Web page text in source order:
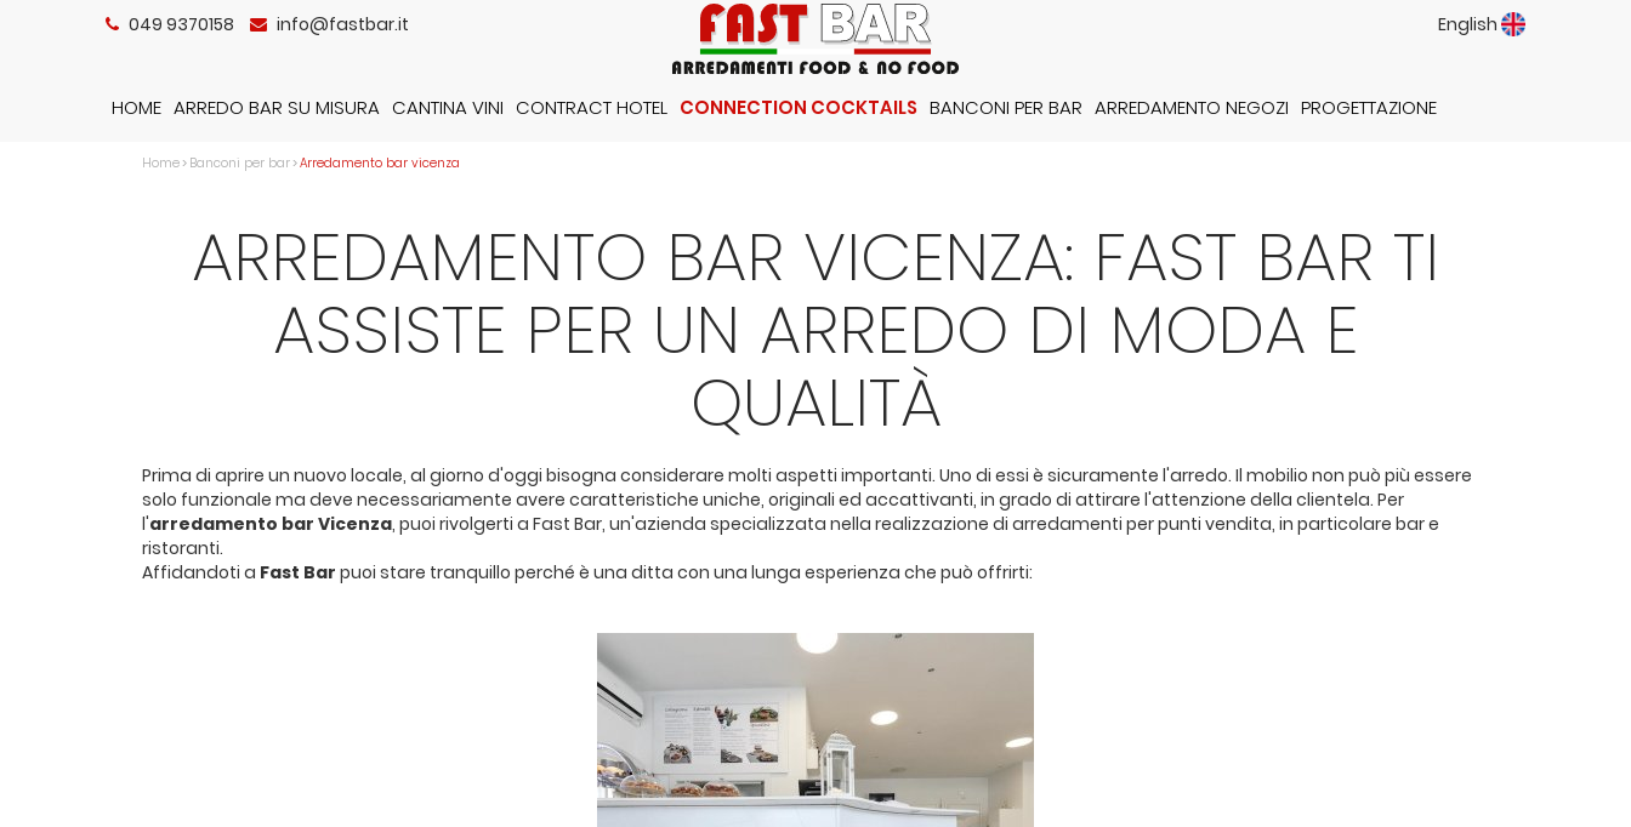
049 9370158 info@fastbar.it English
HOME ARREDO BAR SU MISURA CANTINA VINI CONTRACT HOTEL CONNECTION COCKTAILS BANCONI PER BAR ARREDAMENTO NEGOZI PROGETTAZIONE
Home > Banconi per bar >Arredamento bar vicenza
ARREDAMENTO BAR VICENZA: FAST BAR TI
ASSISTE PER UN ARREDO DI MODA E
QUALITÀ
Prima di aprire un nuovo locale, al giorno d'oggi bisogna considerare molti aspetti importanti. Uno di essi è sicuramente l'arredo. Il mobilio non può più essere
solo funzionale ma deve necessariamente avere caratteristiche uniche, originali ed accattivanti, in grado di attirare l'attenzione della clientela. Per
l'arredamento bar Vicenza, puoi rivolgerti a Fast Bar, un'azienda specializzata nella realizzazione di arredamenti per punti vendita, in particolare bar e
ristoranti.
Affidandoti a Fast Bar puoi stare tranquillo perché è una ditta con una lunga esperienza che può offrirti: